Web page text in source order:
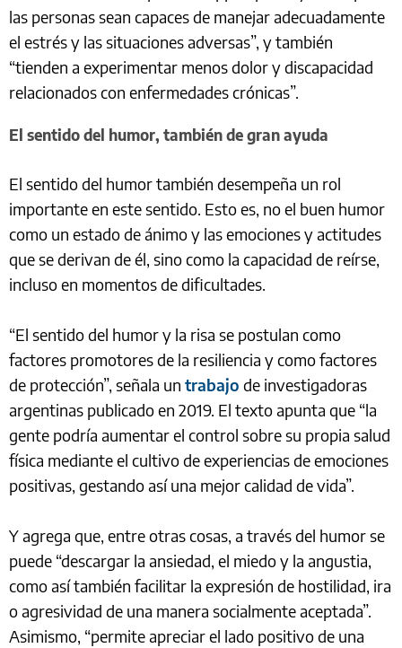
las personas sean capaces de manejar adecuadamente
el estrés y las situaciones adversas”, y también
“tienden a experimentar menos dolor y discapacidad
relacionados con enfermedades crónicas”.
El sentido del humor, también de gran ayuda
El sentido del humor también desempeña un rol
importante en este sentido. Esto es, no el buen humor
como un estado de ánimo y las emociones y actitudes
que se derivan de él, sino como la capacidad de reírse,
incluso en momentos de dificultades.
“El sentido del humor y la risa se postulan como
factores promotores de la resiliencia y como factores
de protección”, señala un trabajo de investigadoras
argentinas publicado en 2019. El texto apunta que “la
gente podría aumentar el control sobre su propia salud
física mediante el cultivo de experiencias de emociones
positivas, gestando así una mejor calidad de vida”.
Y agrega que, entre otras cosas, a través del humor se
puede “descargar la ansiedad, el miedo y la angustia,
como así también facilitar la expresión de hostilidad, ira
o agresividad de una manera socialmente aceptada”.
Asimismo, “permite apreciar el lado positivo de una